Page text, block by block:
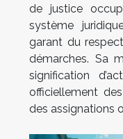
de justice
système
garant du
démarches. Sa
signification
officiellement
des assignations